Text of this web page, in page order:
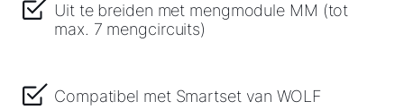
Uit te breiden met mengmodule MM (tot
max. 7 mengcircuits)
Compatibel met Smartset van WOLF